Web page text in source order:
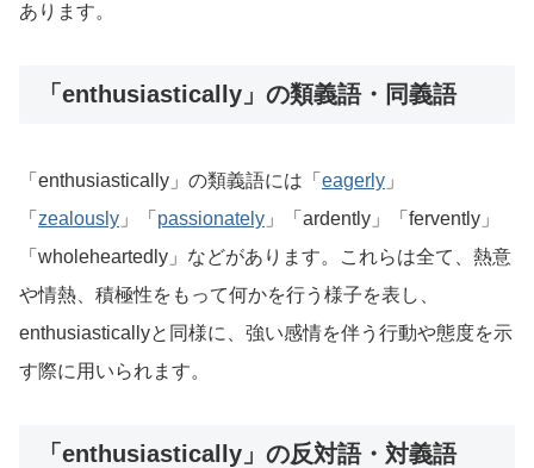
あります。
「enthusiastically」の類義語・同義語
「enthusiastically」の類義語には「 eagerly 」
「 zealously 」「 passionately 」「ardently」「fervently」
「wholeheartedly」などがあります。これらは全て、熱意
や情熱、積極性をもって何かを行う様子を表し、
enthusiasticallyと同様に、強い感情を伴う行動や態度を示
す際に用いられます。
「enthusiastically」の反対語・対義語